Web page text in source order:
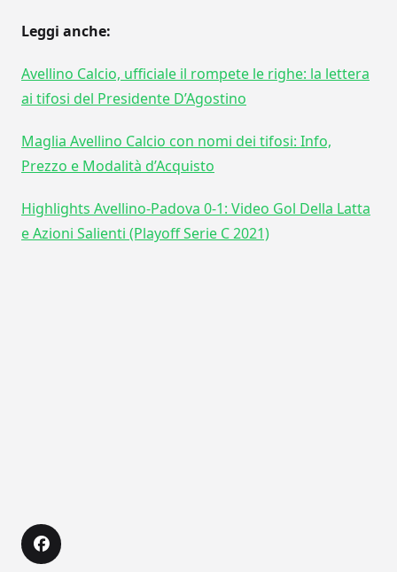
Leggi anche:
Avellino Calcio, ufficiale il rompete le righe: la lettera
ai tifosi del Presidente D’Agostino
Maglia Avellino Calcio con nomi dei tifosi: Info,
Prezzo e Modalità d’Acquisto
Highlights Avellino-Padova 0-1: Video Gol Della Latta
e Azioni Salienti (Playoff Serie C 2021)